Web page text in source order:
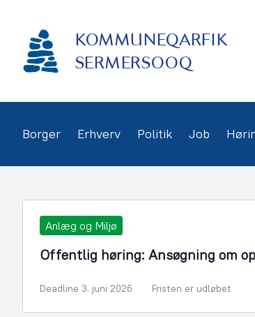
indhold
KOMMUNEQARFIK
SERMERSOOQ
Borger Erhverv Politik Job
Anlæg og Miljø
Offentlig høring: Ansøgning om
Deadline 3. juni 2026 Fristen er udløbet